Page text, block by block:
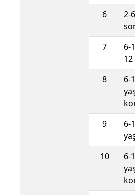
6
2-
7
6-
8
6-
9
6-
10
6-